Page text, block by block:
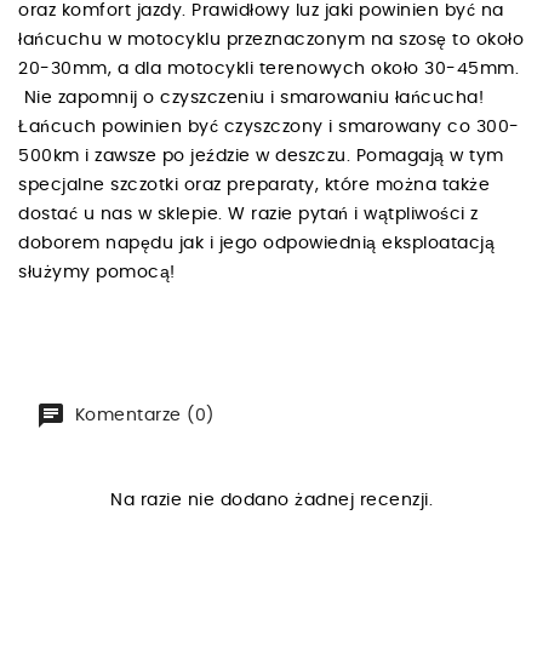
oraz komfort jazdy. Prawidłowy luz jaki powinien być na
łańcuchu w motocyklu przeznaczonym na szosę to około
20-30mm, a dla motocykli terenowych około 30-45mm.
Nie zapomnij o czyszczeniu i smarowaniu łańcucha!
Łańcuch powinien być czyszczony i smarowany co 300-
500km i zawsze po jeździe w deszczu. Pomagają w tym
specjalne szczotki oraz preparaty, które można także
dostać u nas w sklepie. W razie pytań i wątpliwości z
doborem napędu jak i jego odpowiednią eksploatacją
służymy pomocą!
Komentarze (0)
Na razie nie dodano żadnej recenzji.